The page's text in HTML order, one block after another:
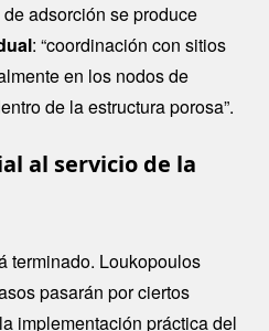
adsorción se produce
: “coordinación con sitios
en los nodos de
de la estructura porosa”.
al servicio de la
terminado. Loukopoulos
pasarán por ciertos
implementación práctica del